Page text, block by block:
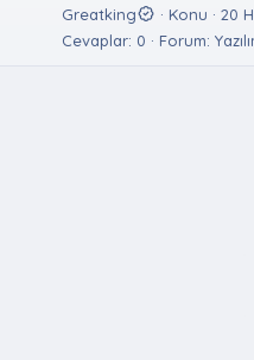
Greatking Konu 20
Cevaplar: 0 Forum: